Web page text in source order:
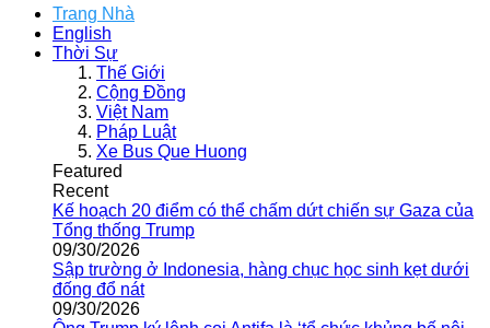
Trang Nhà
English
Thời Sự
Thế Giới
Cộng Đồng
Việt Nam
Pháp Luật
Xe Bus Que Huong
Featured
Recent
Kế hoạch 20 điểm có thể chấm dứt chiến sự Gaza của
Tổng thống Trump
09/30/2026
Sập trường ở Indonesia, hàng chục học sinh kẹt dưới
đống đổ nát
09/30/2026